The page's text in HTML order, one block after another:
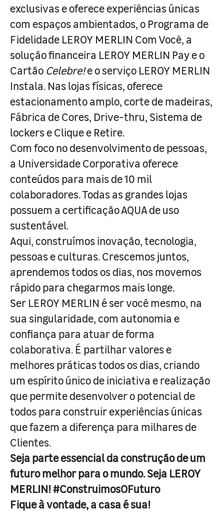
exclusivas e oferece experiências únicas
com espaços ambientados, o Programa de
Fidelidade LEROY MERLIN Com Você, a
solução financeira LEROY MERLIN Pay e o
Cartão Celebre!e o serviço LEROY MERLIN
Instala. Nas lojas físicas, oferece
estacionamento amplo, corte de madeiras,
Fábrica de Cores, Drive-thru, Sistema de
lockers e Clique e Retire.
Com foco no desenvolvimento de pessoas,
a Universidade Corporativa oferece
conteúdos para mais de 10 mil
colaboradores. Todas as grandes lojas
possuem a certificação AQUA de uso
sustentável.
Aqui, construímos inovação, tecnologia,
pessoas e culturas. Crescemos juntos,
aprendemos todos os dias, nos movemos
rápido para chegarmos mais longe.
Ser LEROY MERLIN é ser você mesmo, na
sua singularidade, com autonomia e
confiança para atuar de forma
colaborativa. É partilhar valores e
melhores práticas todos os dias, criando
um espírito único de iniciativa e realização
que permite desenvolver o potencial de
todos para construir experiências únicas
que fazem a diferença para milhares de
Clientes.
Seja parte essencial da construção de um
futuro melhor para o mundo. Seja LEROY
MERLIN! #ConstruimosOFuturo
Fique à vontade, a casa é sua!